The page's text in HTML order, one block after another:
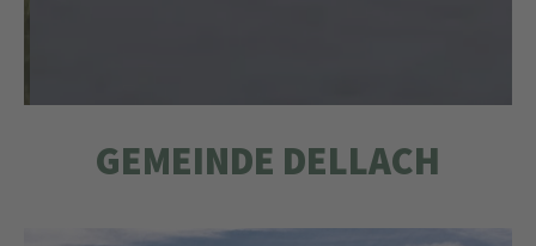
GEMEINDE DELLACH